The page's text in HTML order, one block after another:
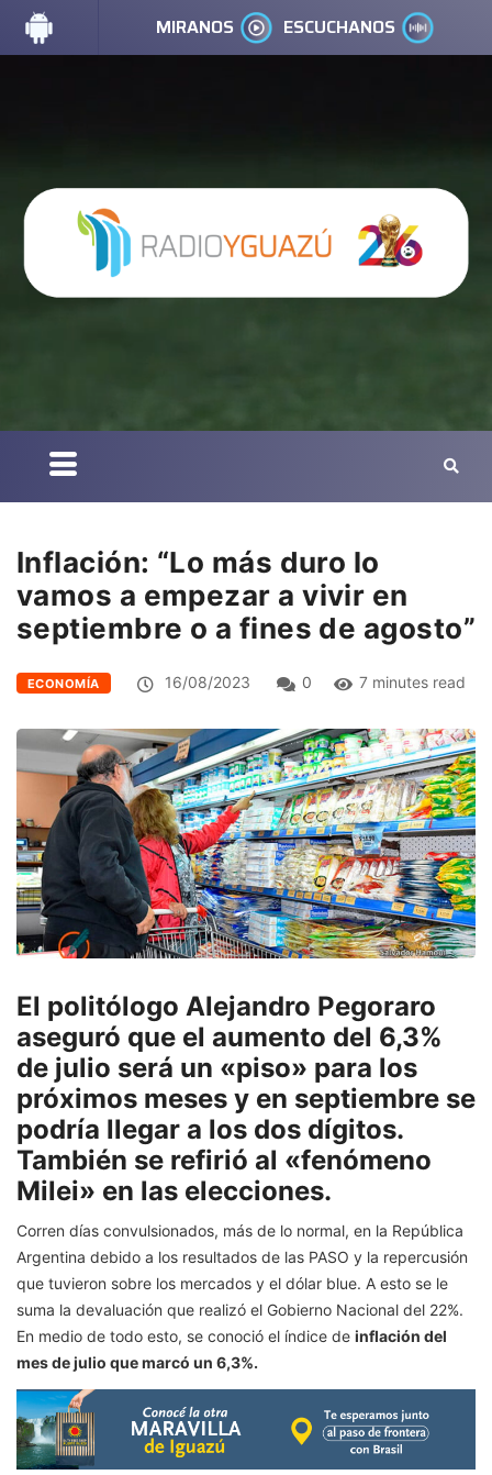
MIRANOS ESCUCHANOS
Inflación: “Lo más duro lo
vamos a empezar a vivir en
septiembre o a fines de agosto”
ECONOMÍA 16/08/2023 0 7 minutes read
El politólogo Alejandro Pegoraro
aseguró que el aumento del 6,3%
de julio será un «piso» para los
próximos meses y en septiembre se
podría llegar a los dos dígitos.
También se refirió al «fenómeno
Milei» en las elecciones.
Corren días convulsionados, más de lo normal, en la República
Argentina debido a los resultados de las PASO y la repercusión
que tuvieron sobre los mercados y el dólar blue. A esto se le
suma la devaluación que realizó el Gobierno Nacional del 22%.
En medio de todo esto, se conoció el índice de inflación del
mes de julio que marcó un 6,3%.